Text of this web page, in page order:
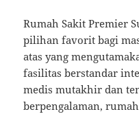
Rumah Sakit Premier
pilihan favorit bagi
atas yang
fasilitas berstandar
medis mutakhir dan
berpengalaman,